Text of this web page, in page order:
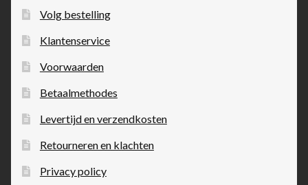
Volg bestelling
Klantenservice
Voorwaarden
Betaalmethodes
Levertijd en verzendkosten
Retourneren en klachten
Privacy policy